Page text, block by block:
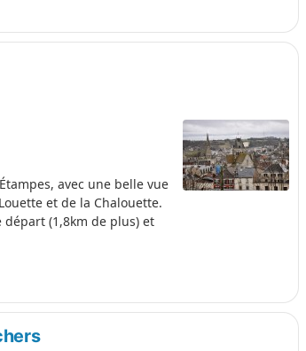
avec une belle vue
et de la Chalouette.
(1,8km de plus) et